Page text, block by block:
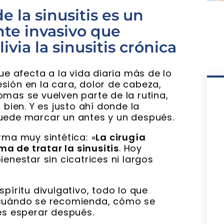
la sinusitis es un
invasivo que
la sinusitis crónica
afecta a la vida diaria más de lo
en la cara, dolor de cabeza,
se vuelven parte de la rutina,
Y es justo ahí donde la
marcar un antes y un después.
muy sintética: «La cirugía
de tratar la sinusitis. Hoy
sin cicatrices ni largos
divulgativo, todo lo que
se recomienda, cómo se
esperar después.